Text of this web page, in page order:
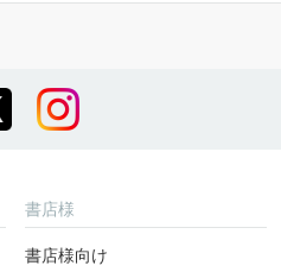
書店様
書店様向け